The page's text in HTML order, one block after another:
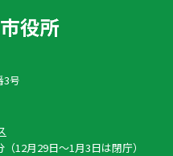
号
12月29日〜1月3日は閉庁）